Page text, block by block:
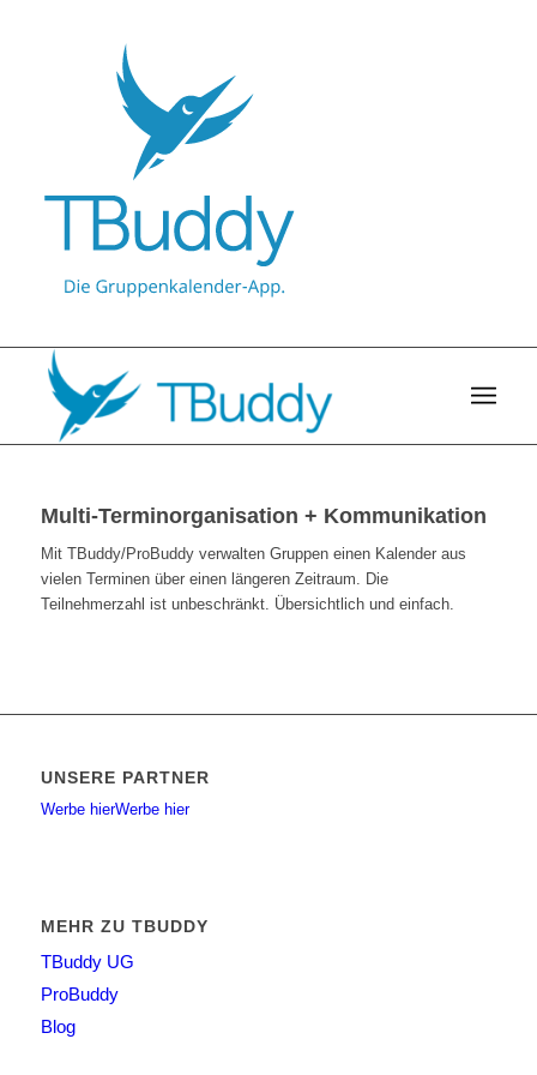
Multi-Terminorganisation + Kommunikation
Mit TBuddy/ProBuddy verwalten Gruppen einen Kalender aus
vielen Terminen über einen längeren Zeitraum. Die
Teilnehmerzahl ist unbeschränkt. Übersichtlich und einfach.
UNSERE PARTNER
Werbe hierWerbe hier
MEHR ZU TBUDDY
TBuddy UG
ProBuddy
Blog